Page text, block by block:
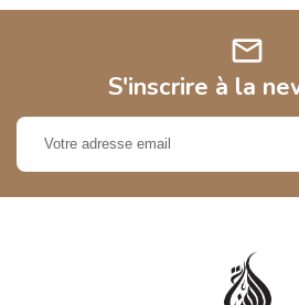
mail
S'inscrire à la